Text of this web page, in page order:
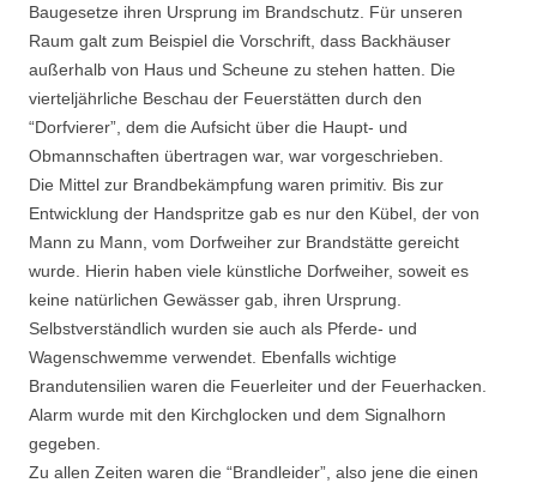
Baugesetze ihren Ursprung im Brand­schutz. Für unseren
Raum galt zum Beispiel die Vorschrift, dass Backhäuser
außerhalb von Haus und Scheune zu stehen hatten. Die
vierteljährliche Beschau der Feuerstätten durch den
“Dorfvierer”, dem die Aufsicht über die Haupt- und
Obmannschaften übertragen war, war vorgeschrieben.
Die Mittel zur Brandbekämpfung waren primitiv. Bis zur
Entwicklung der Handspritze gab es nur den Kübel, der von
Mann zu Mann, vom Dorfweiher zur Brandstätte gereicht
wurde. Hierin haben viele künstliche Dorfweiher, soweit es
keine natürlichen Gewässer gab, ihren Ursprung.
Selbstverständlich wurden sie auch als Pferde- und
Wagenschwemme verwendet. Ebenfalls wichtige
Brandutensilien waren die Feuerleiter und der Feuerhacken.
Alarm wur­de mit den Kirchglocken und dem Signalhorn
gegeben.
Zu allen Zeiten waren die “Brandleider”, also jene die einen